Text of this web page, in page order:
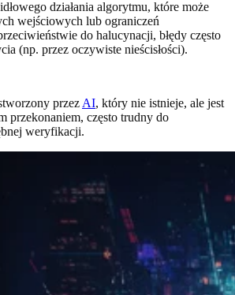
działania algorytmu, które może
wejściowych lub ograniczeń
do halucynacji, błędy często
(np. przez oczywiste nieścisłości).
przez AI, który nie istnieje, ale jest
przekonaniem, często trudny do
weryfikacji.